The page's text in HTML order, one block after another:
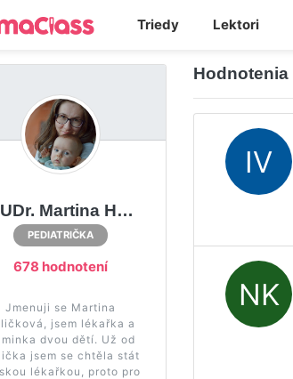
Triedy Lektori
MUDr. Martina Holičková
PEDIATRIČKA
678 hodnotení
Jmenuji se Martina
jsem lékařka a
dvou dětí. Už od
jsem se chtěla stát
lékařkou, proto pro
Hodnotenia